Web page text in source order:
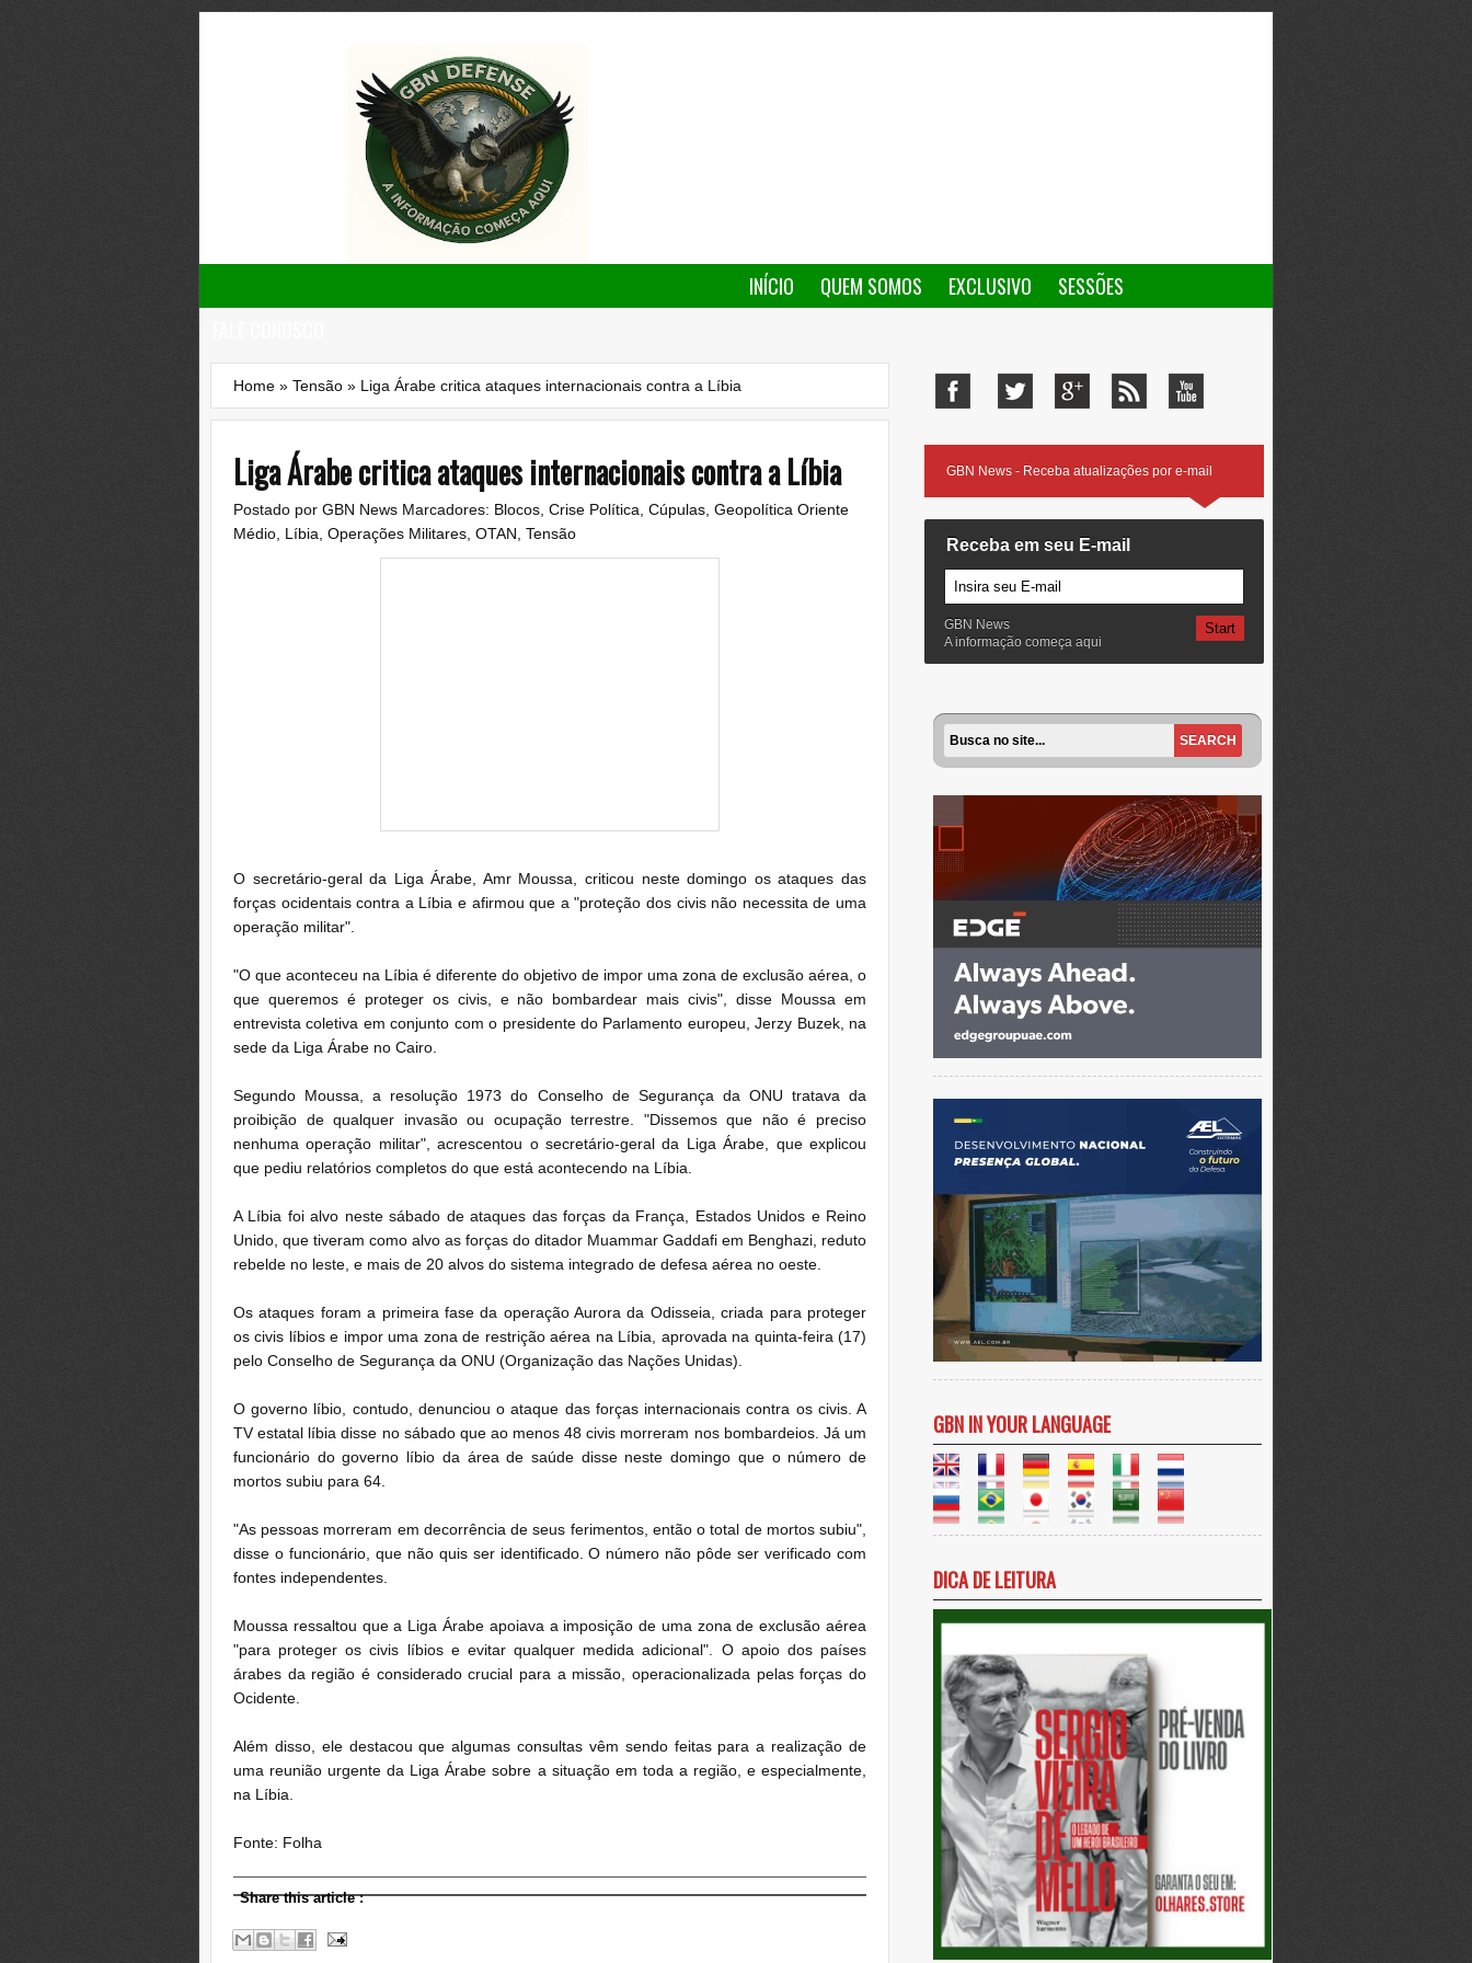
INÍCIO QUEM SOMOS EXCLUSIVO
SESSÕES
Home » Tensão » Liga Árabe critica ataques internacionais contra a Líbia
Liga Árabe critica ataques internacionais contra a Líbia
Postado por GBN News Marcadores: Blocos Crise Política Cúpulas Geopolítica Oriente
Médio Líbia Operações Militares OTAN Tensão
O secretário-geral da Liga Árabe, Amr Moussa, criticou neste domingo os ataques das
forças ocidentais contra a Líbia e afirmou que a "proteção dos civis não necessita de uma
operação militar".
"O que aconteceu na Líbia é diferente do objetivo de impor uma zona de exclusão aérea, o
que queremos é proteger os civis, e não bombardear mais civis", disse Moussa em
entrevista coletiva em conjunto com o presidente do Parlamento europeu, Jerzy Buzek, na
sede da Liga Árabe no Cairo.
Segundo Moussa, a resolução 1973 do Conselho de Segurança da ONU tratava da
proibição de qualquer invasão ou ocupação terrestre. "Dissemos que não é preciso
nenhuma operação militar", acrescentou o secretário-geral da Liga Árabe, que explicou
que pediu relatórios completos do que está acontecendo na Líbia.
A Líbia foi alvo neste sábado de ataques das forças da França, Estados Unidos e Reino
Unido, que tiveram como alvo as forças do ditador Muammar Gaddafi em Benghazi, reduto
rebelde no leste, e mais de 20 alvos do sistema integrado de defesa aérea no oeste.
Os ataques foram a primeira fase da operação Aurora da Odisseia, criada para proteger
os civis líbios e impor uma zona de restrição aérea na Líbia, aprovada na quinta-feira (17)
pelo Conselho de Segurança da ONU (Organização das Nações Unidas).
O governo líbio, contudo, denunciou o ataque das forças internacionais contra os civis. A
TV estatal líbia disse no sábado que ao menos 48 civis morreram nos bombardeios. Já um
funcionário do governo líbio da área de saúde disse neste domingo que o número de
mortos subiu para 64.
"As pessoas morreram em decorrência de seus ferimentos, então o total de mortos subiu",
disse o funcionário, que não quis ser identificado. O número não pôde ser verificado com
fontes independentes.
Moussa ressaltou que a Liga Árabe apoiava a imposição de uma zona de exclusão aérea
"para proteger os civis líbios e evitar qualquer medida adicional". O apoio dos países
árabes da região é considerado crucial para a missão, operacionalizada pelas forças do
Ocidente.
Além disso, ele destacou que algumas consultas vêm sendo feitas para a realização de
uma reunião urgente da Liga Árabe sobre a situação em toda a região, e especialmente,
na Líbia.
Fonte: Folha
Share this article:
GBN News - Receba atualizações por e-mail
Receba em seu E-mail
GBN News
A informação começa aqui
GBN IN YOUR LANGUAGE
DICA DE LEITURA